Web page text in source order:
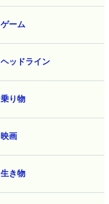
ゲーム
ヘッドライン
乗り物
映画
生き物